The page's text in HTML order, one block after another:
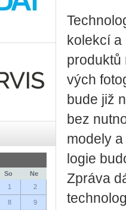
So
Ne
1
2
8 9
ko­lek­cí
pro­duk­tů
vých
bude již
bez
mo­de­ly
lo­gie
Zprá­va